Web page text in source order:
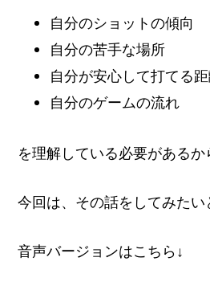
自分のショットの傾向
自分の苦手な場所
自分が安心して打てる
自分のゲームの流れ
を理解している必要があるか
今回は、その話をしてみたい
音声バージョンはこちら↓